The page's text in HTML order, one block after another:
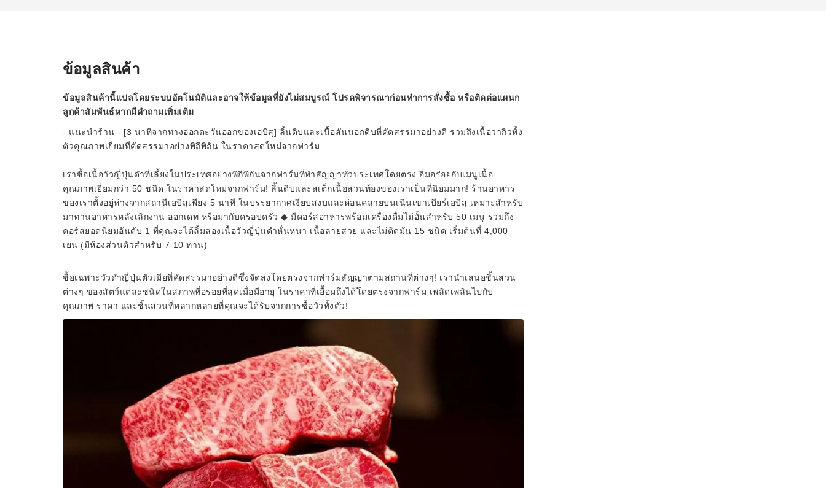
ข้อมูลสินค้า
ข้อมูลสินค้านี้แปลโดยระบบอัตโนมัติและอาจให้ข้อมูลที่ยังไม่สมบูรณ์ โปรดพิจารณาก่อนทำการสั่งซื้อ หรือติดต่อแผนก
ลูกค้าสัมพันธ์หากมีคำถามเพิ่มเติม
- แนะนำร้าน - [3 นาทีจากทางออกตะวันออกของเอบิสุ] ลิ้นดิบและเนื้อสันนอกดิบที่คัดสรรมาอย่างดี รวมถึงเนื้อวากิวทั้ง
ตัวคุณภาพเยี่ยมที่คัดสรรมาอย่างพิถีพิถัน ในราคาสดใหม่จากฟาร์ม
เราซื้อเนื้อวัวญี่ปุ่นดำที่เลี้ยงในประเทศอย่างพิถีพิถันจากฟาร์มที่ทำสัญญาทั่วประเทศโดยตรง อิ่มอร่อยกับเมนูเนื้อ
คุณภาพเยี่ยมกว่า 50 ชนิด ในราคาสดใหม่จากฟาร์ม! ลิ้นดิบและสเต็กเนื้อส่วนท้องของเราเป็นที่นิยมมาก! ร้านอาหาร
ของเราตั้งอยู่ห่างจากสถานีเอบิสุเพียง 5 นาที ในบรรยากาศเงียบสงบและผ่อนคลายบนเนินเขาเบียร์เอบิสุ เหมาะสำหรับ
มาทานอาหารหลังเลิกงาน ออกเดท หรือมากับครอบครัว ◆ มีคอร์สอาหารพร้อมเครื่องดื่มไม่อั้นสำหรับ 50 เมนู รวมถึง
คอร์สยอดนิยมอันดับ 1 ที่คุณจะได้ลิ้มลองเนื้อวัวญี่ปุ่นดำหั่นหนา เนื้อลายสวย และไม่ติดมัน 15 ชนิด เริ่มต้นที่ 4,000
เยน (มีห้องส่วนตัวสำหรับ 7-10 ท่าน)
ซื้อเฉพาะวัวดำญี่ปุ่นตัวเมียที่คัดสรรมาอย่างดีซึ่งจัดส่งโดยตรงจากฟาร์มสัญญาตามสถานที่ต่างๆ! เรานำเสนอชิ้นส่วน
ต่างๆ ของสัตว์แต่ละชนิดในสภาพที่อร่อยที่สุดเมื่อมีอายุ ในราคาที่เอื้อมถึงได้โดยตรงจากฟาร์ม เพลิดเพลินไปกับ
คุณภาพ ราคา และชิ้นส่วนที่หลากหลายที่คุณจะได้รับจากการซื้อวัวทั้งตัว!